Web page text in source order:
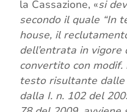
la Cassazione, «si
secondo il quale “In
house, il
dell’entrata in vigore
convertito con modif.
testo risultante
dalla I. n. 102 del